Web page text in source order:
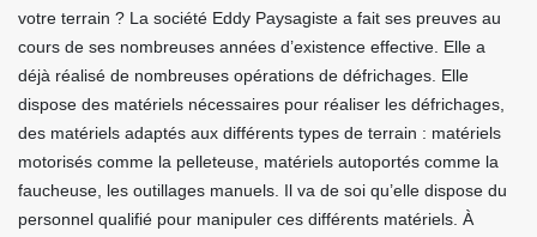
votre terrain ? La société Eddy Paysagiste a fait ses preuves au
cours de ses nombreuses années d’existence effective. Elle a
déjà réalisé de nombreuses opérations de défrichages. Elle
dispose des matériels nécessaires pour réaliser les défrichages,
des matériels adaptés aux différents types de terrain : matériels
motorisés comme la pelleteuse, matériels autoportés comme la
faucheuse, les outillages manuels. Il va de soi qu’elle dispose du
personnel qualifié pour manipuler ces différents matériels. À